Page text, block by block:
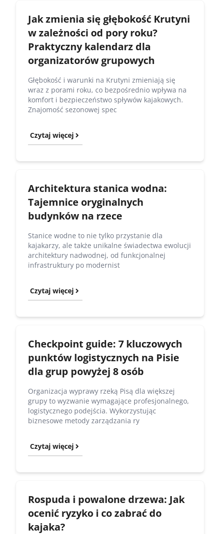
Jak zmienia się głębokość Krutyni
w zależności od pory roku?
Praktyczny kalendarz dla
organizatorów grupowych
Głębokość i warunki na Krutyni zmieniają się
wraz z porami roku, co bezpośrednio wpływa na
komfort i bezpieczeństwo spływów kajakowych.
Znajomość sezonowej spec
Czytaj więcej
Architektura stanica wodna:
Tajemnice oryginalnych
budynków na rzece
Stanice wodne to nie tylko przystanie dla
kajakarzy, ale także unikalne świadectwa ewolucji
architektury nadwodnej, od funkcjonalnej
infrastruktury po modernist
Czytaj więcej
Checkpoint guide: 7 kluczowych
punktów logistycznych na Pisie
dla grup powyżej 8 osób
Organizacja wyprawy rzeką Pisą dla większej
grupy to wyzwanie wymagające profesjonalnego,
logistycznego podejścia. Wykorzystując
biznesowe metody zarządzania ry
Czytaj więcej
Rospuda i powalone drzewa: Jak
ocenić ryzyko i co zabrać do
kajaka?